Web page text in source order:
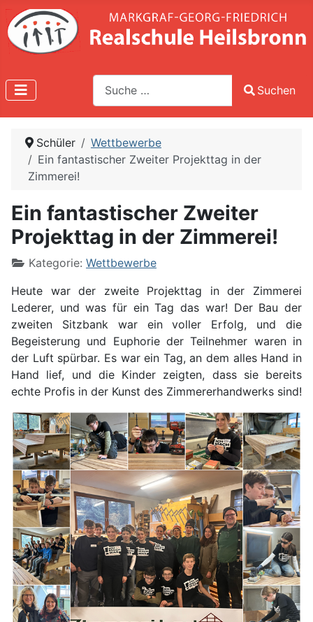
Suche
Type 2 or more characters for results.
Suchen
Schüler
Wettbewerbe
Ein fantastischer Zweiter Projekttag in der
Zimmerei!
Ein fantastischer Zweiter
Projekttag in der Zimmerei!
Kategorie: Wettbewerbe
Heute war der zweite Projekttag in der Zimmerei
Lederer, und was für ein Tag das war! Der Bau der
zweiten Sitzbank war ein voller Erfolg, und die
Begeisterung und Euphorie der Teilnehmer waren in
der Luft spürbar. Es war ein Tag, an dem alles Hand in
Hand lief, und die Kinder zeigten, dass sie bereits
echte Profis in der Kunst des Zimmererhandwerks sind!